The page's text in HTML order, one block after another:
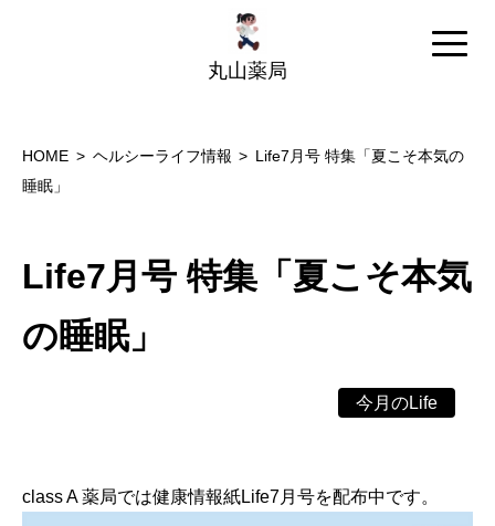
丸山薬局
HOME ヘルシーライフ情報
Life7月号 特集「夏こそ本気の
睡眠」
Life7月号 特集「夏こそ本気
の睡眠」
今月のLife
class A 薬局では健康情報紙Life7月号を配布中です。